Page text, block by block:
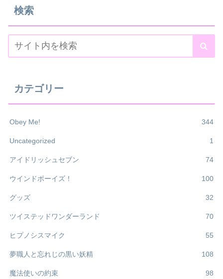
検索
カテゴリー
Obey Me! 344
Uncategorized 1
アイドリッシュセブン 74
ウインドボーイズ！ 100
グッズ 32
ツイステッドワンダーランド 70
ヒプノシスマイク 55
夢職人と忘れじの黒い妖精 108
魔法使いの約束 98